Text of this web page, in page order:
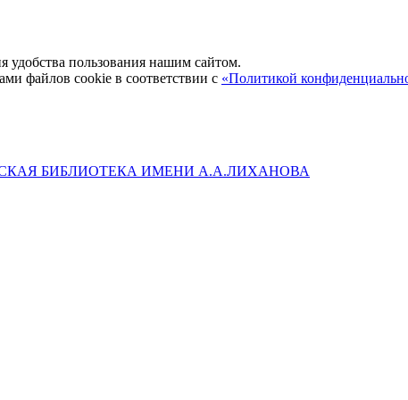
пользования нашим сайтом.
файлов cookie в соответствии с «Политикой
БИБЛИОТЕКА ИМЕНИ А.А.ЛИХАНОВА